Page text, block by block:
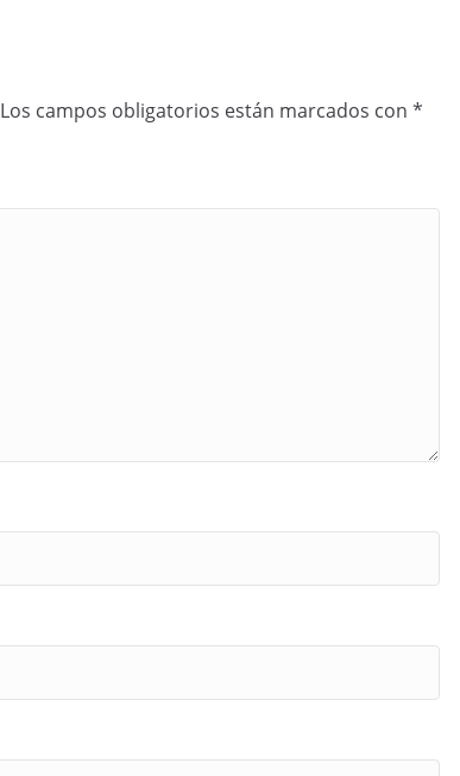
Los campos obligatorios están marcados con *